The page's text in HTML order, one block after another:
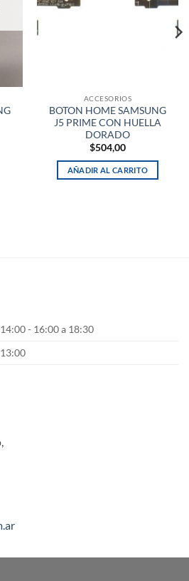
ACCESORIOS
BOTON HOME SAMSUNG
J5 PRIME CON HUELLA
DORADO
$504,00
AÑADIR AL CARRITO
- 16:00 a 18:30